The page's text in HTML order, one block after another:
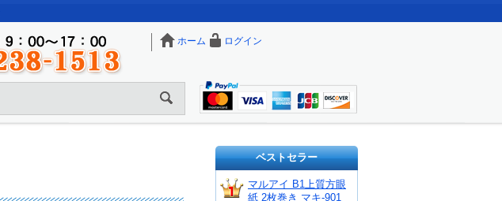
ホーム ログイン
ベストセラー
マルアイ B1上質方眼
紙 2枚巻き マキ-901